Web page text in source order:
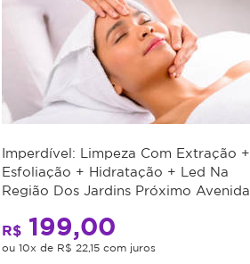
Imperdível: Limpeza Com Extração +
Esfoliação + Hidratação + Led Na
Região Dos Jardins Próximo Avenida
R$ 199,00
ou 10x de R$ 22,15 com juros